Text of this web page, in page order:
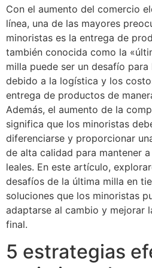
Con el aumento del comercio
línea, una de las mayores
minoristas es la entrega de
también conocida como la
milla puede ser un desafío para
debido a la logística y los
entrega de productos de
Además, el aumento de la
significa que los minoristas
diferenciarse y proporcionar
de alta calidad para mantener
leales. En este artículo,
desafíos de la última milla en
soluciones que los minoristas
adaptarse al cambio y mejorar
final.
5 estrategias